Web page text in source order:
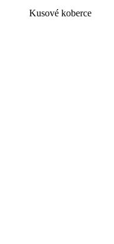
Kusové koberce